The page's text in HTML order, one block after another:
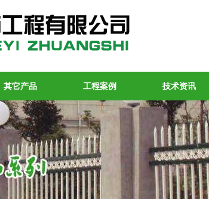
其它产品 工程案例 技术资讯